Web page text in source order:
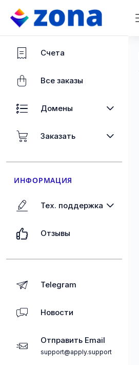
Счета
Все заказы
Домены
Заказать
ИНФОРМАЦИЯ
Тех. поддержка
Отзывы
Telegram
Новости
Отправить Email
support@apply.support